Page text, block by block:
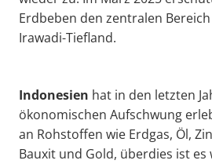
Erdbeben den zentralen
Irawadi-Tiefland.
Indonesien hat in den letzten
ökonomischen Aufschwung
an Rohstoffen wie Erdgas, Öl,
Bauxit und Gold, überdies ist